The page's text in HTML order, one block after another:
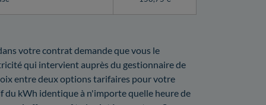
votre contrat demande que vous le
qui intervient auprès du gestionnaire de
entre deux options tarifaires pour votre
kWh identique à n'importe quelle heure de